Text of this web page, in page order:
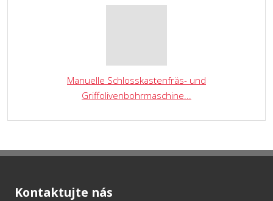
Manuelle Schlosskastenfräs- und
Griffolivenbohrmaschine...
Kontaktujte nás